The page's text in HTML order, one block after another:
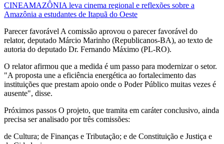
CINEAMAZÔNIA leva cinema regional e reflexões sobre a
Amazônia a estudantes de Itapuã do Oeste
Parecer favorável A comissão aprovou o parecer favorável do
relator, deputado Márcio Marinho (Republicanos-BA), ao texto de
autoria do deputado Dr. Fernando Máximo (PL-RO).
O relator afirmou que a medida é um passo para modernizar o setor.
"A proposta une a eficiência energética ao fortalecimento das
instituições que prestam apoio onde o Poder Público muitas vezes é
ausente", disse.
Próximos passos O projeto, que tramita em caráter conclusivo, ainda
precisa ser analisado por três comissões:
de Cultura; de Finanças e Tributação; e de Constituição e Justiça e